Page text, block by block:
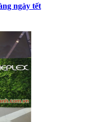
ngày tết